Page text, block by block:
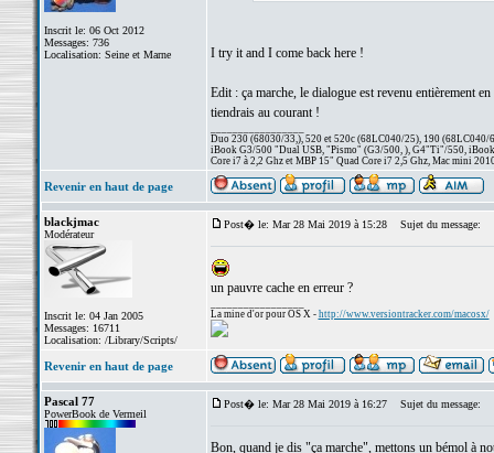
Inscrit le: 06 Oct 2012
Messages: 736
Localisation: Seine et Marne
I try it and I come back here !
Edit : ça marche, le dialogue est revenu entièrement
tiendrais au courant !
Duo 230 (68030/33,), 520 et 520c (68LC040/25), 190 (68LC040/
iBook G3/500 "Dual USB, "Pismo" (G3/500, ), G4"Ti"/550,
Core i7 à 2,2 Ghz et MBP 15" Quad Core i7 2,5 Ghz, Mac mini
Revenir en haut de page
blackjmac
Modérateur
Inscrit le: 04 Jan 2005
Messages: 16711
Localisation: /Library/Scripts/
Post� le: Mar 28 Mai 2019 à 15:28 Sujet du message:
un pauvre cache en erreur ?
La mine d'or pour OS X - http://www.versiontracker.com/macosx/
Revenir en haut de page
Pascal 77
PowerBook de Vermeil
Post� le: Mar 28 Mai 2019 à 16:27 Sujet du message:
Bon, quand je dis "ça marche", mettons un bémol à